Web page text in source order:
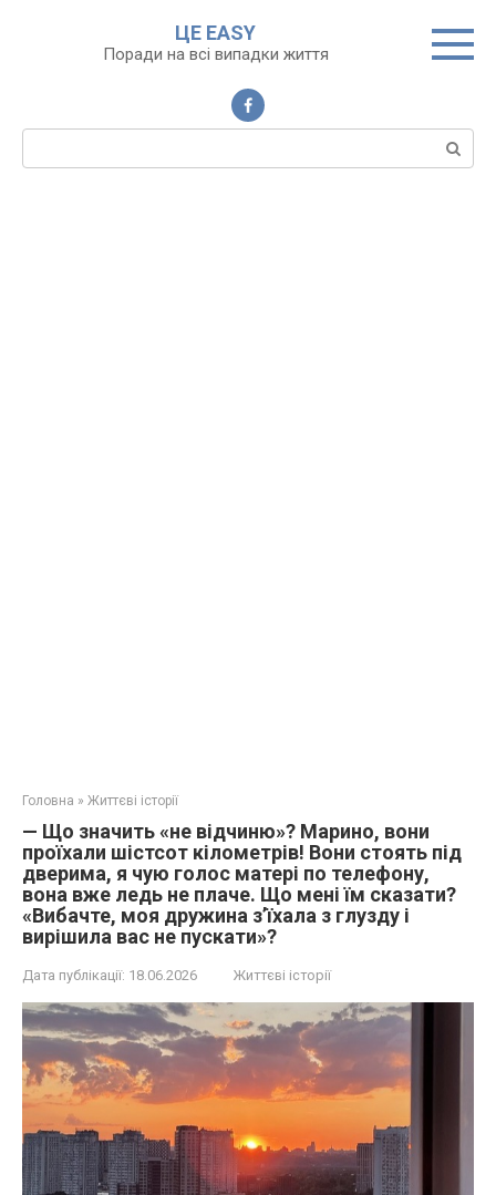
ЦЕ EASY
Поради на всі випадки життя
Пошук:
Головна » Життєві історії
— Що значить «не відчиню»? Марино, вони
проїхали шістсот кілометрів! Вони стоять під
дверима, я чую голос матері по телефону,
вона вже ледь не плаче. Що мені їм сказати?
«Вибачте, моя дружина з’їхала з глузду і
вирішила вас не пускати»?
Дата публікації: 18.06.2026 Життєві історії